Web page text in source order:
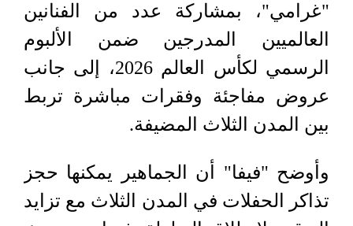
"غرامي"، بمشاركة عدد من الفنانين
العالميين المدرجين ضمن الألبوم
الرسمي لكأس العالم 2026، إلى جانب
عروض مفاجئة وفقرات مباشرة تربط
بين المدن الثلاث المضيفة.
وأوضح "فيفا" أن الجماهير يمكنها حجز
تذاكر الحفلات في المدن الثلاث مع تزايد